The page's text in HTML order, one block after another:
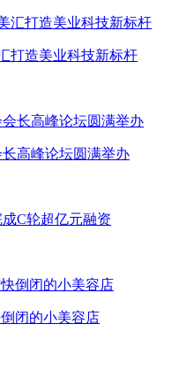
打造美业科技新标杆
高峰论坛圆满举办
C轮超亿元融资
闭的小美容店